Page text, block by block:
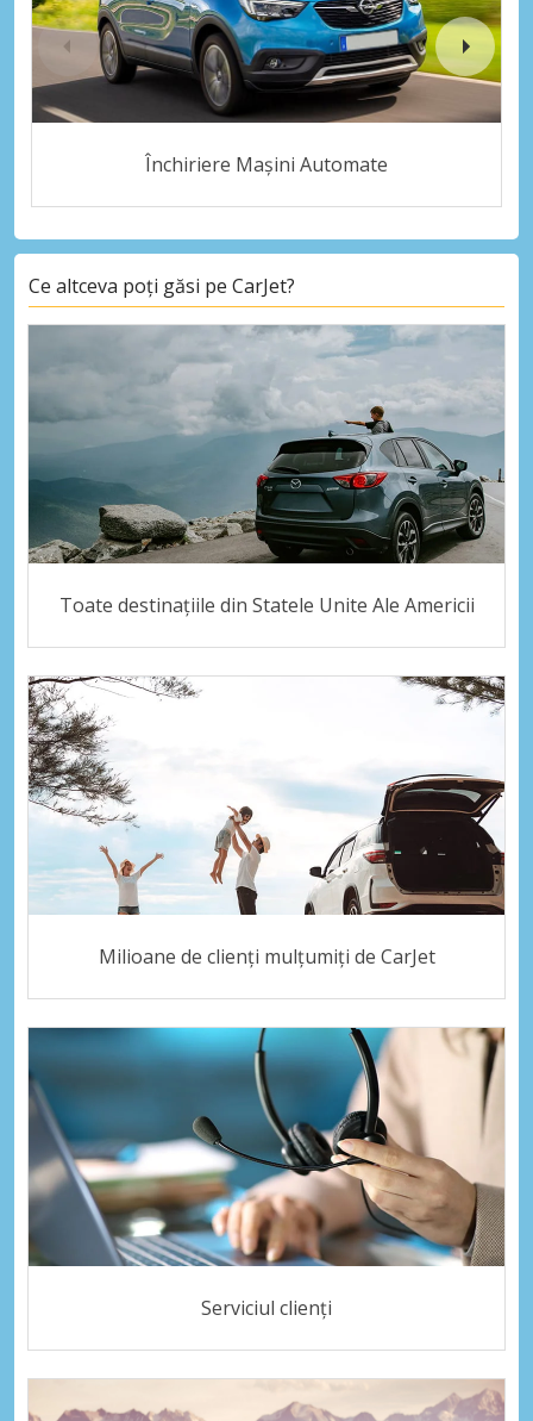
Închiriere Mașini Automate
Ce altceva poți găsi pe CarJet?
Toate destinațiile din Statele Unite Ale Americii
Milioane de clienți mulțumiți de CarJet
Serviciul clienți